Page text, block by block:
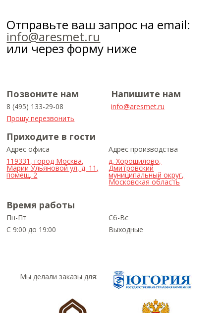
Отправьте ваш запрос на email:
info@aresmet.ru
или через форму ниже
Позвоните нам
8 (495) 133-29-08
Прошу перезвонить
Напишите нам
info@aresmet.ru
Приходите в гости
Адрес офиса
119331, город Москва,
Марии Ульяновой ул, д. 11,
помещ. 2
Адрес производства
д. Хорошилово,
Дмитровский
муниципальный округ,
Московская область
Время работы
Пн-Пт
С 9:00 до 19:00
Сб-Вс
Выходные
Мы делали заказы для: